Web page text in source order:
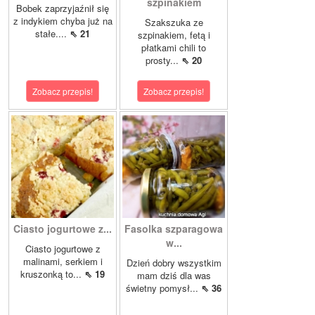
Bobek zaprzyjaźnił się
z indykiem chyba już na
stałe.... ⇖ 21
Zobacz przepis!
Szakszuka ze
szpinakiem, fetą i
płatkami chili to
prosty... ⇖ 20
Zobacz przepis!
Ciasto jogurtowe z...
Ciasto jogurtowe z
malinami, serkiem i
kruszonką to... ⇖ 19
Fasolka szparagowa
w...
Dzień dobry wszystkim
mam dziś dla was
świetny pomysł... ⇖ 36